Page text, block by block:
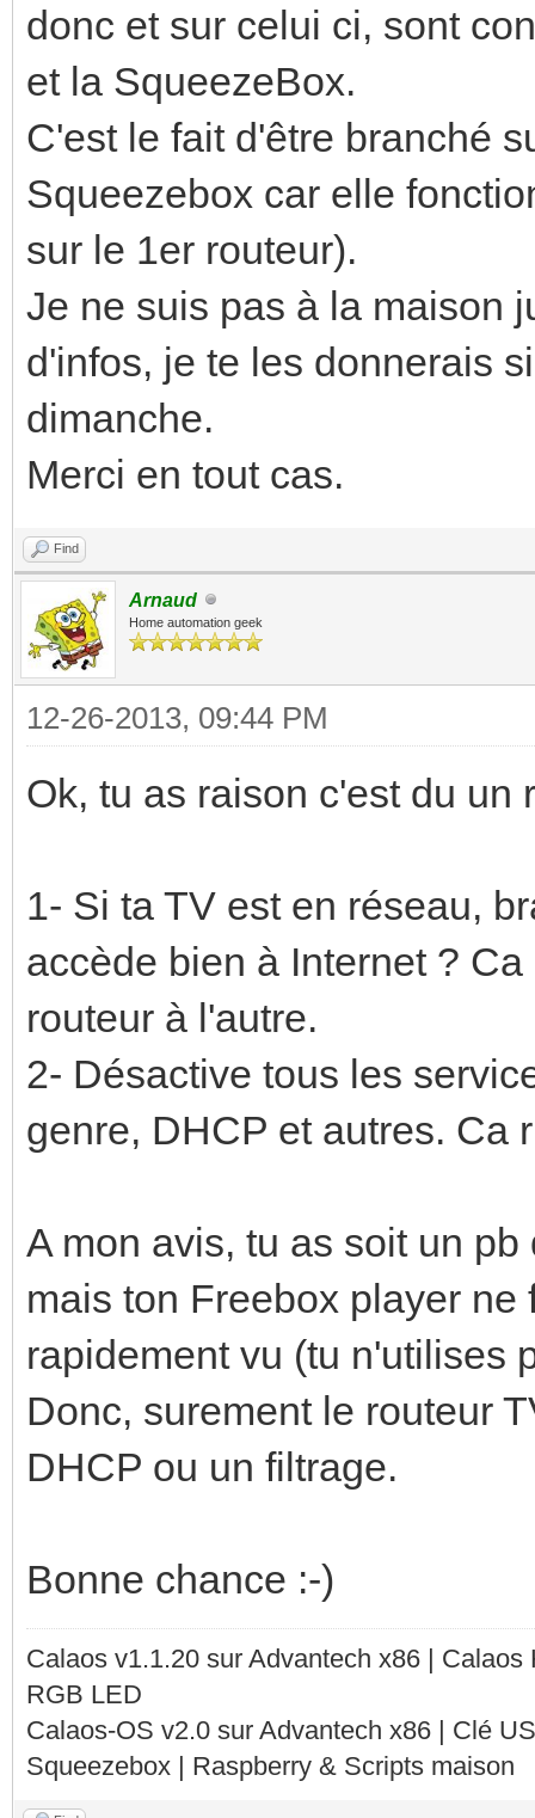
donc et sur celui ci, sont
et la SqueezeBox.
C'est le fait d'être branché
Squeezebox car elle
sur le 1er routeur).
Je ne suis pas à la maison
d'infos, je te les donnerais
dimanche.
Merci en tout cas.
Find
Arnaud
Home automation geek
12-26-2013, 09:44 PM
Ok, tu as raison c'est du un
1- Si ta TV est en réseau,
accède bien à Internet ?
routeur à l'autre.
2- Désactive tous les
genre, DHCP et autres. Ca
A mon avis, tu as soit un
mais ton Freebox player
rapidement vu (tu n'utilises
Donc, surement le routeur
DHCP ou un filtrage.
Bonne chance :-)
Calaos v1.1.20 sur Advantech x86 |
RGB LED
Calaos-OS v2.0 sur Advantech x86 | Clé
Squeezebox | Raspberry & Scripts maison